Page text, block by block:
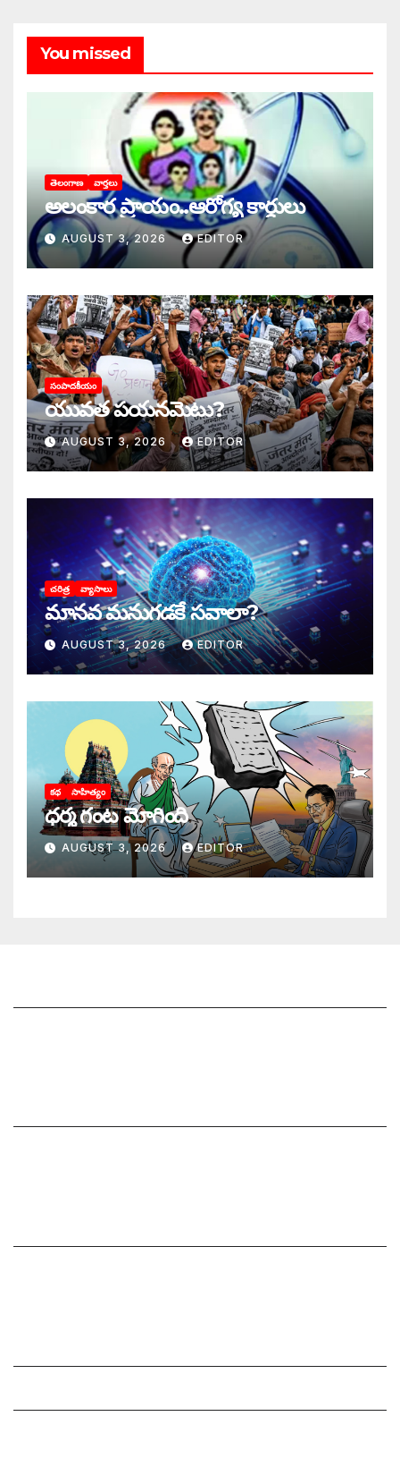
You missed
తెలంగాణ వార్తలు
అలంకార ప్రాయం..ఆరోగ్య కార్డులు
AUGUST 3, 2026 EDITOR
సంపాదకీయం
యువత పయనమెటు?
AUGUST 3, 2026 EDITOR
చరిత్ర వ్యాసాలు
మానవ మనుగడకే సవాలా?
AUGUST 3, 2026 EDITOR
కథ సాహిత్యం
ధర్మ గంట మోగింది
AUGUST 3, 2026 EDITOR